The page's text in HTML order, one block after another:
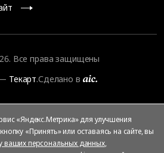
Все права защищены
Текарт.Сделано в
«Яндекс.Метрика» для улучшения
«Принять» или оставаясь на сайте, вы
ваших персональных данных,